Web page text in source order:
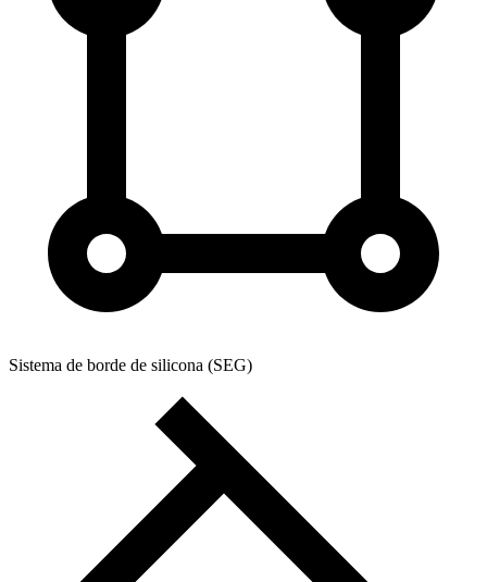
Sistema de borde de silicona (SEG)